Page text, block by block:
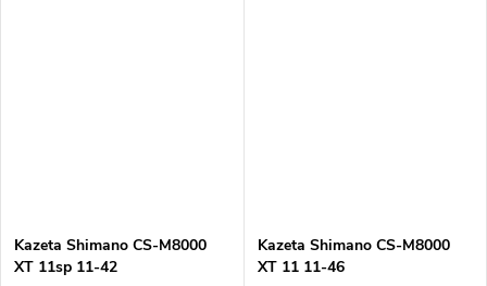
Kazeta Shimano CS-M8000
XT 11sp 11-42
Kazeta Shimano CS-M8000
XT 11 11-46